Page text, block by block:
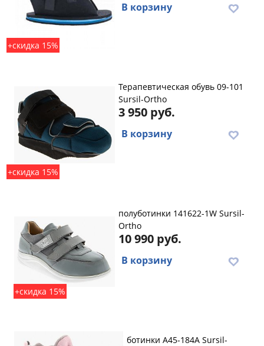
+скидка 15%
В корзину
+скидка 15%
Терапевтическая обувь 09-101
Sursil-Ortho
3 950 руб.
В корзину
+скидка 15%
полуботинки 141622-1W Sursil-
Ortho
10 990 руб.
В корзину
ботинки A45-184A Sursil-